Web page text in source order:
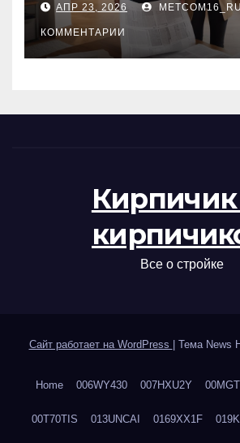
проверка
АПР 23, 2026
КОММЕНТАРИИ
Кирпичик
Все о стройке
Сайт работает на WordPress Тема News
Home 006WY430 007HXU2Y
00T70TIS 013UNCAI 0169XX1F